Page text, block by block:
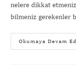
nelere dikkat
bilmeniz gerekenler
Okumaya Devam